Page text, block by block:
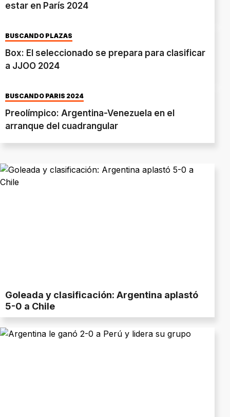
estar en París 2024
BUSCANDO PLAZAS
Box: El seleccionado se prepara para clasificar
a JJOO 2024
BUSCANDO PARÍS 2024
Preolímpico: Argentina-Venezuela en el
arranque del cuadrangular
Goleada y clasificación: Argentina aplastó
5-0 a Chile